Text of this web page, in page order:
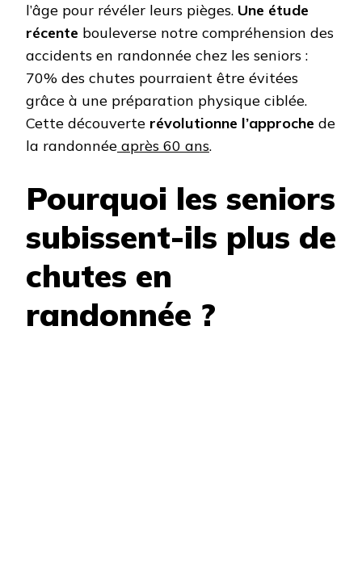
l’âge pour révéler leurs pièges. Une étude
récente bouleverse notre compréhension des
accidents en randonnée chez les seniors :
70% des chutes pourraient être évitées
grâce à une préparation physique ciblée.
Cette découverte révolutionne l’approche de
la randonnée après 60 ans.
Pourquoi les seniors
subissent-ils plus de
chutes en
randonnée ?